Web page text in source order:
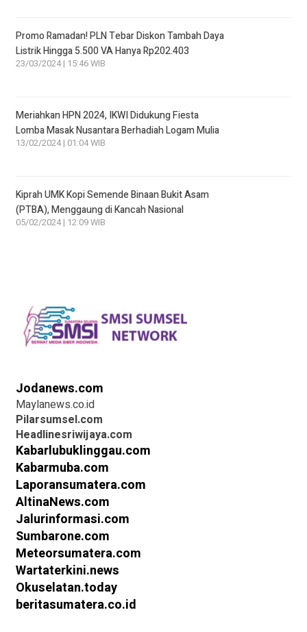
Promo Ramadan! PLN Tebar Diskon Tambah Daya
Listrik Hingga 5.500 VA Hanya Rp202.403
23/03/2024 | 15:46 WIB
Meriahkan HPN 2024, IKWI Didukung Fiesta
Lomba Masak Nusantara Berhadiah Logam Mulia
13/02/2024 | 01:04 WIB
Kiprah UMK Kopi Semende Binaan Bukit Asam
(PTBA), Menggaung di Kancah Nasional
05/02/2024 | 12:09 WIB
Jodanews.com
Maylanews.co.id
Pilarsumsel.com
Headlinesriwijaya.com
Kabarlubuklinggau.com
Kabarmuba.com
Laporansumatera.com
AltinaNews.com
Jalurinformasi.com
Sumbarone.com
Meteorsumatera.com
Wartaterkini.news
Okuselatan.today
beritasumatera.co.id